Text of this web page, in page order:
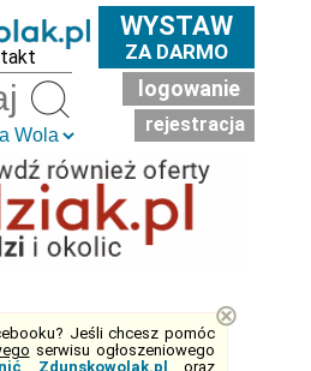
WYSTAW
ZA DARMO
logowanie
rejestracja
Jeśli chcesz pomóc
serwisu ogłoszeniowego
Zdunskowolak.pl
oraz
⊗